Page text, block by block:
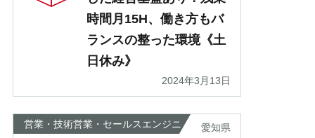
時間月15H、働き方もバ
ランスの整った環境《土
日休み》
2024年3月13日
営業・技術営業・セールスエンジニ
愛知県